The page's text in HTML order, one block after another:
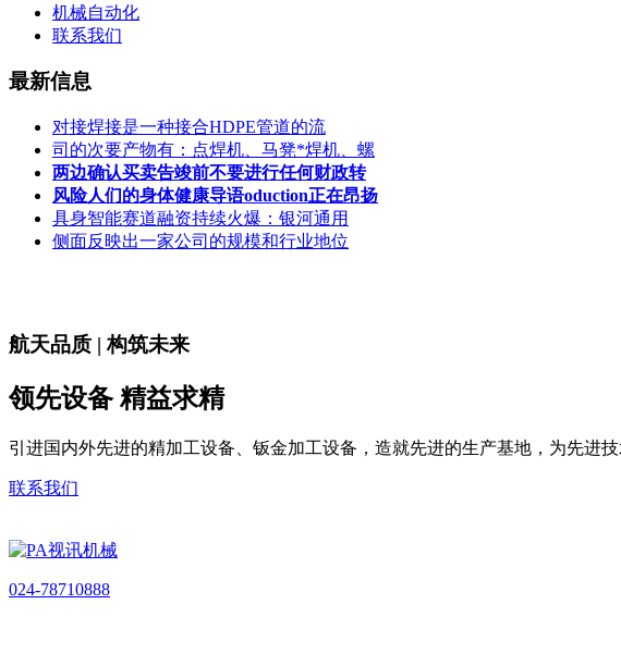
机械自动化
联系我们
最新信息
对接焊接是一种接合HDPE管道的流
司的次要产物有：点焊机、马凳*焊机、螺
两边确认买卖告竣前不要进行任何财政转
风险人们的身体健康导语oduction正在昂扬
具身智能赛道融资持续火爆：银河通用
侧面反映出一家公司的规模和行业地位
航天品质 | 构筑未来
领先设备 精益求精
引进国内外先进的精加工设备、钣金加工设备，造就先进的生产基地，为先进
联系我们
024-78710888